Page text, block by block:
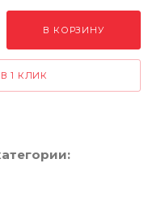
В КОРЗИНУ
1 КЛИК